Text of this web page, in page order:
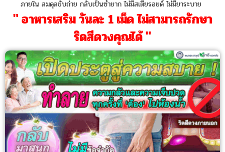
ภายใน สมดุลขับถ่าย กลับเป็นซ้ำยาก ไม่มีสเตียรอยด์ ไม่มียาระบาย
" อาหารเสริม วันละ 1 เม็ด ไม่สามารถรักษา
ริดสีดวงคุณได้ "